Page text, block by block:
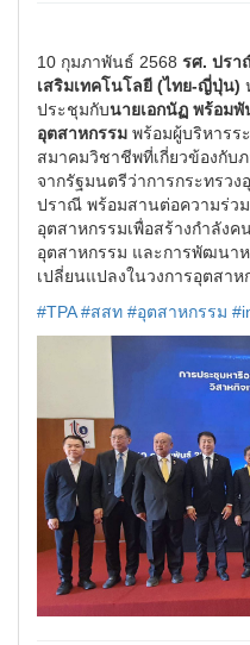
10 กุมภาพันธ์ 2568 รศ. ปรา
เสริมเทคโนโลยี (ไทย-ญี่ปุ่น)
ประชุมกับนายเอกนัฏ พร้อมพั
อุตสาหกรรม พร้อมผู้บริหารร
สมาคมวิชาชีพที่เกี่ยวข้องกับ
จากรัฐมนตรีว่าการกระทรว
ปราณี พร้อมสานต่อความร่ว
อุตสาหกรรมเพื่อสร้างกำลัง
อุตสาหกรรม และการพัฒนาห
เปลี่ยนแปลงในวงการอุตสาห
#TPA #สสท #อุตสาหกรรม